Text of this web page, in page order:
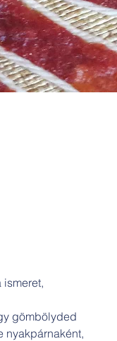
gömbölyded
nyakpárnaként,